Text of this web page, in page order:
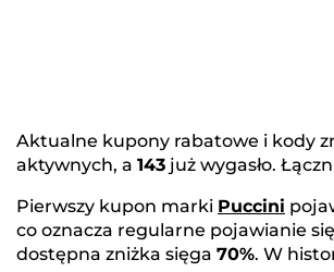
Aktualne kupony rabatowe i kody
aktywnych, a 143 już wygasło.
Pierwszy kupon marki Puccini
co oznacza regularne pojawianie
dostępna zniżka sięga 70%. W